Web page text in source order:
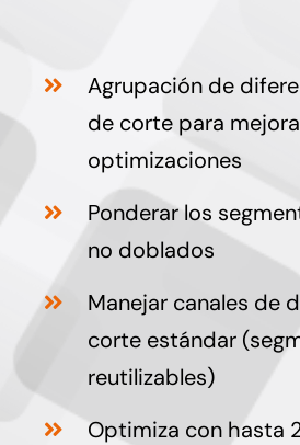
Agrupación de
de corte para
optimizaciones
Ponderar los
no doblados
Manejar canales de
corte estándar
reutilizables)
Optimiza con hasta